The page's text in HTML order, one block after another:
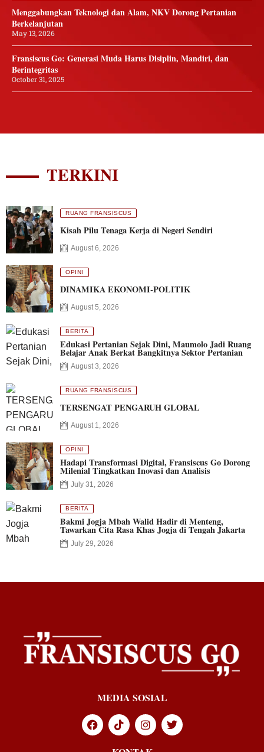
Menggabungkan Teknologi dan Alam, NKV Dorong Pertanian
Berkelanjutan
May 13, 2026
Fransiscus Go: Generasi Muda Harus Disiplin, Mandiri, dan
Berintegritas
October 31, 2025
TERKINI
RUANG FRANSISCUS
Kisah Pilu Tenaga Kerja di Negeri Sendiri
August 6, 2026
OPINI
DINAMIKA EKONOMI-POLITIK
August 5, 2026
BERITA
Edukasi Pertanian Sejak Dini, Maumolo Jadi Ruang
Belajar Anak Berkat Bangkitnya Sektor Pertanian
August 3, 2026
RUANG FRANSISCUS
TERSENGAT PENGARUH GLOBAL
August 1, 2026
OPINI
Hadapi Transformasi Digital, Fransiscus Go Dorong
Milenial Tingkatkan Inovasi dan Analisis
July 31, 2026
BERITA
Bakmi Jogja Mbah Walid Hadir di Menteng,
Tawarkan Cita Rasa Khas Jogja di Tengah Jakarta
July 29, 2026
MEDIA SOSIAL